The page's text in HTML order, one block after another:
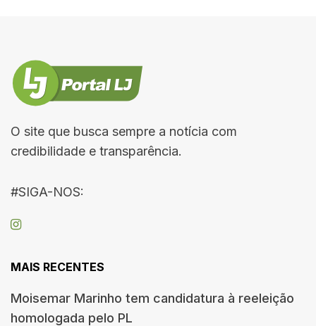
O site que busca sempre a notícia com
credibilidade e transparência.
#SIGA-NOS:
MAIS RECENTES
Moisemar Marinho tem candidatura à reeleição
homologada pelo PL